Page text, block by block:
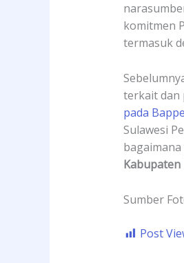
komitmen
termasuk
terkait dan
pada
Sulawesi
Sumber
Post